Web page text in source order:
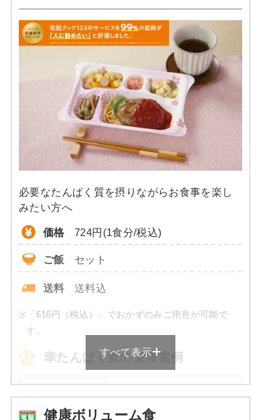
塩分 3.0以下
-
糖質 -
リン -
カリウム -
コレステロール -
※カロリーは目安の数値であるため、メニューによっ
て異なる場合がございます。 ごはんセットでの栄養
価です。
普通食のメニュー例
オクラのお浸し
ひじきの煮物
厚焼き玉子（関東風）
ほうれん草白和え
豚肉のしぐれ煮
必要なたんぱく質を摂りながらお食事を楽し
みたい方へ
価格 724円(1食分/税込)
ご飯 セット
送料 送料込
※ 「616円（税込）」でおかずのみご用意が可能で
す。
幸たんぱく食の栄養素例
すべて表示
健康ボリューム食